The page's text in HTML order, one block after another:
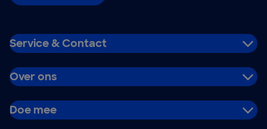
Service & Contact
Over ons
Doe mee